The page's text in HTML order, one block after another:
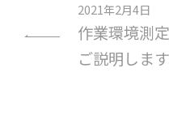
2021年2月4日
作業環境測
ご説明します